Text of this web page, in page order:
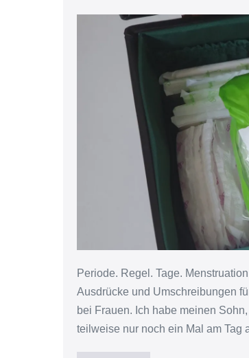
Menstruations-
Periode. Regel. Tage.
Ausdrücke und Umschreibungen
bei Frauen. Ich habe meinen
teilweise nur noch ein Mal am Tag